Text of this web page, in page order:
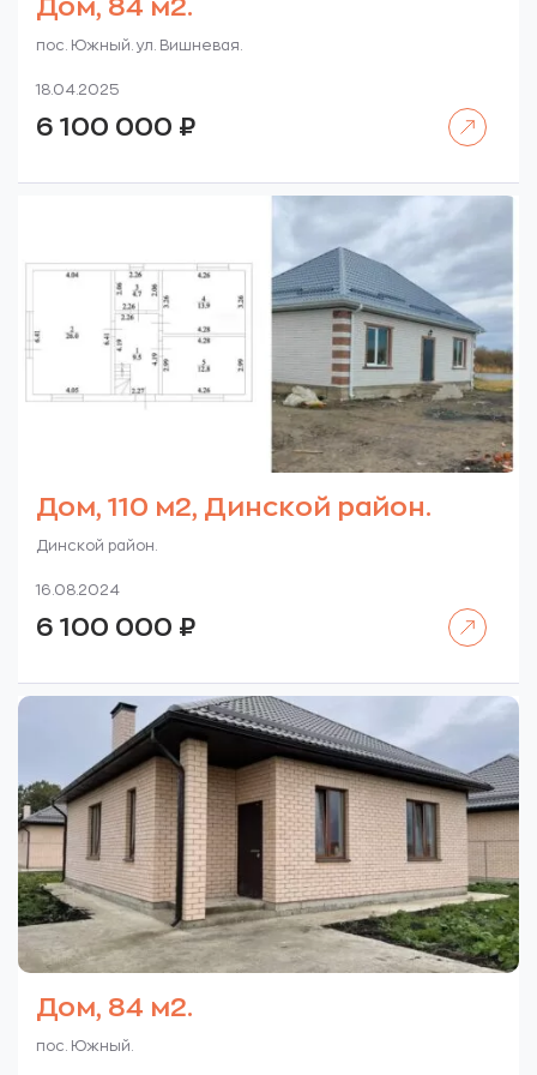
Дом, 84 м2.
пос. Южный. ул. Вишневая.
18.04.2025
6 100 000 ₽
Дом, 110 м2, Динской район.
Динской район.
16.08.2024
6 100 000 ₽
Дом, 84 м2.
пос. Южный.